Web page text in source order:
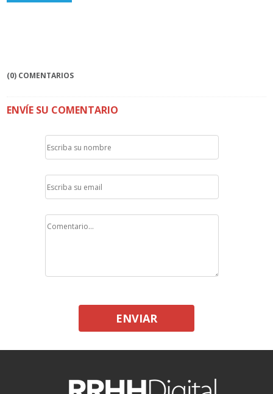
(0) COMENTARIOS
ENVÍE SU COMENTARIO
ENVIAR